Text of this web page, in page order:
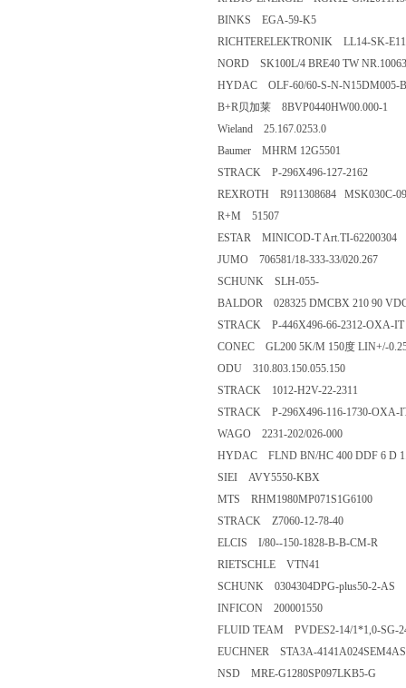
BINKS EGA-59-K5
RICHTERELEKTRONIK LL14-SK-
NORD SK100L/4 BRE40 TW
HYDAC OLF-60/60-S-N-N15DM005-B
B+R贝加莱 8BVP0440HW00.000-1
Wieland 25.167.0253.0
Baumer MHRM 12G5501
STRACK P-296X496-127-2162
REXROTH R911308684 MSK030C-
R+M 51507
ESTAR MINICOD-T Art.TI-62200304
JUMO 706581/18-333-33/020.267
SCHUNK SLH-055-
BALDOR 028325 DMCBX 210 90
STRACK P-446X496-66-2312-OXA-IT
CONEC GL200 5K/M 150度 LIN+/-
ODU 310.803.150.055.150
STRACK 1012-H2V-22-2311
STRACK P-296X496-116-1730-OXA-
WAGO 2231-202/026-000
HYDAC FLND BN/HC 400 DDF 6 D
SIEI AVY5550-KBX
MTS RHM1980MP071S1G6100
STRACK Z7060-12-78-40
ELCIS I/80--150-1828-B-B-CM-R
RIETSCHLE VTN41
SCHUNK 0304304DPG-plus50-2-AS
INFICON 200001550
FLUID TEAM PVDES2-14/1*1,0-SG-
EUCHNER STA3A-
NSD MRE-G1280SP097LKB5-G